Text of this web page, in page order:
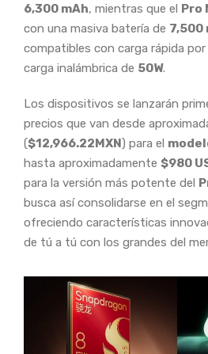
6,300 mAh, mientras que el Pro
con una masiva batería de 7,500
compatibles con carga rápida por
carga inalámbrica de 50W.
Los dispositivos se lanzarán
precios que van desde
($12,966.22MXN) para el
hasta aproximadamente $980
para la versión más potente del
busca así consolidarse en el
ofreciendo características
de tú a tú con los grandes del